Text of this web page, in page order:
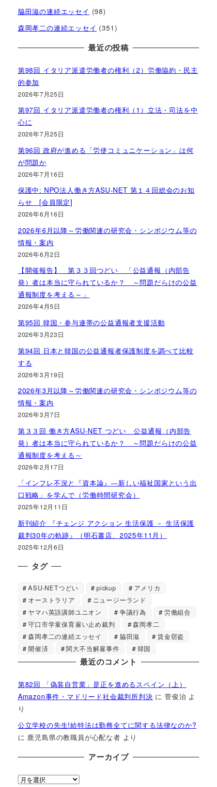
脇田滋の連続エッセイ (98)
森岡孝二の連続エッセイ (351)
最近の投稿
第98回 イタリア派遣労働者の権利（2）労働協約・民主
的参加
2026年7月25日
第97回 イタリア派遣労働者の権利（1）立法・司法を中
心に
2026年7月25日
第96回 政府が進める「労使コミュニケーション」は何
が問題か
2026年7月16日
保護中: NPO法人働き方ASU-NET 第１４回総会のお知
らせ [会員限定]
2026年6月16日
2026年6月以降～労働関連の研究会・シンポジウム等の
情報・案内
2026年6月2日
【開催報告】 第３３回つどい 「公益通報（内部告
発）者は本当に守られているか？ ～問題だらけの公益
通報制度を考える～」
2026年4月5日
第95回 韓国・参与連帯の公益通報者支援活動
2026年3月23日
第94回 日本と韓国の公益通報者保護制度を調べて比較
する
2026年3月19日
2026年3月以降～労働関連の研究会・シンポジウム等の
情報・案内
2026年3月7日
第３３回 働き方ASU-NET つどい 公益通報（内部告
発）者は本当に守られているか？ ～問題だらけの公益
通報制度を考える～
2026年2月17日
「インフレ不況と『資本論』―新しい福祉国家という出
口戦略」を学んで（労働時間研究会）
2025年12月11日
新刊紹介 『チェンジ アクション 生活保護 － 生活保護
裁判30年の軌跡』（明石書店、2025年11月）
2025年12月6日
タグ
ASU-NETつどい pickup
アメリカ
オーストラリア
ニュージーランド
ヤマハ英語講師ユニオン
争議行為
労働組合
守口市学童保育雇い止め裁判
森岡孝二
森岡孝二の連続エッセイ
脇田滋
賃金窃盗
開催済
関大不当解雇事件 韓国
最近のコメント
第82回 「偽装自営業」是正を進めるスペイン（上）
Amazon事件・マドリード社会裁判所判決 に菅俊治 よ
り
公立学校の先生!給特法は勤務全てに関する法律なのか?
に 鹿児島県の教職員が心配な者 より
アーカイブ
ア